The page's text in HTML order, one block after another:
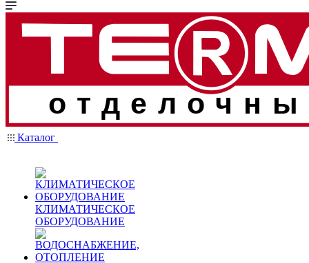
Каталог
КЛИМАТИЧЕСКОЕ
ОБОРУДОВАНИЕ